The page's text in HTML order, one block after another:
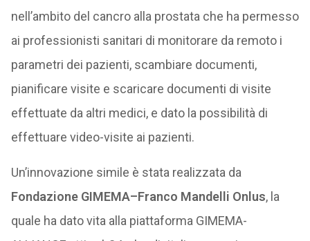
nell’ambito del cancro alla prostata che ha permesso
ai professionisti sanitari di monitorare da remoto i
parametri dei pazienti, scambiare documenti,
pianificare visite e scaricare documenti di visite
effettuate da altri medici, e dato la possibilità di
effettuare video-visite ai pazienti.
Un’innovazione simile è stata realizzata da
Fondazione GIMEMA–Franco Mandelli Onlus, la
quale ha dato vita alla piattaforma GIMEMA-